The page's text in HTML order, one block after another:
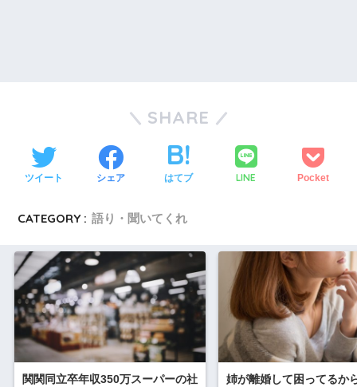
SHARE
ツイート シェア はてブ LINE Pocket
CATEGORY : 語り・聞いてくれ
関関同立卒年収350万スーパーの社
姉が離婚して困ってるか